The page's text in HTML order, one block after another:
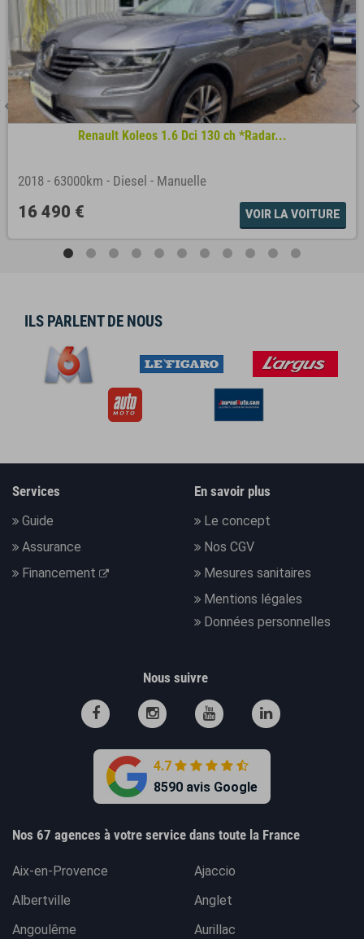
Renault Koleos 1.6 Dci 130 ch *Radar...
2018 - 63000km - Diesel - Manuelle
16 490 € VOIR LA VOITURE
ILS PARLENT DE NOUS
Services
Guide
Assurance
Financement
En savoir plus
Le concept
Nos CGV
Mesures sanitaires
Mentions légales
Données personnelles
Nous suivre
4.7
8590 avis Google
Nos 67 agences à votre service dans toute la France
Aix-en-Provence
Ajaccio
Albertville
Anglet
Angoulême
Aurillac